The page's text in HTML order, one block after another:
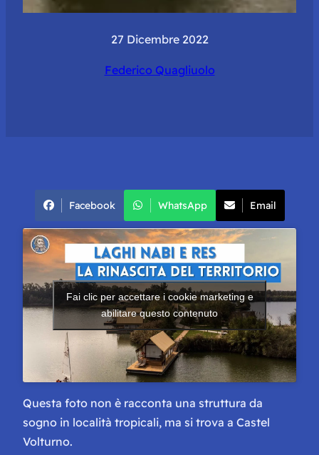
27 Dicembre 2022
Federico Quagliuolo
Facebook WhatsApp Email
Fai clic per accettare i cookie marketing e
abilitare questo contenuto
Questa foto non è racconta una struttura da
sogno in località tropicali, ma si trova a Castel
Volturno.